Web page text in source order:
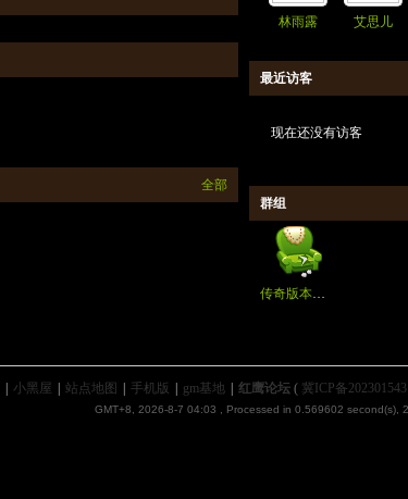
全部
林雨露 艾思儿
最近访客
现在还没有访客
群组
传奇版本交流
小黑屋 站点地图 手机版 gm基地 红鹰论坛 ( 冀ICP备
GMT+8, 2026-8-7 04:03 , Processed in 0.569602 second(s),